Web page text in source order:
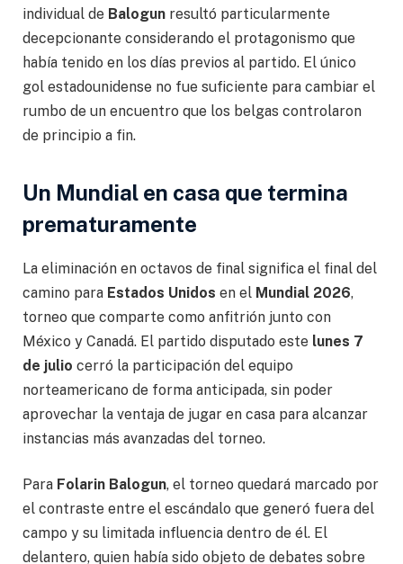
individual de Balogun resultó particularmente
decepcionante considerando el protagonismo que
había tenido en los días previos al partido. El único
gol estadounidense no fue suficiente para cambiar el
rumbo de un encuentro que los belgas controlaron
de principio a fin.
Un Mundial en casa que termina
prematuramente
La eliminación en octavos de final significa el final del
camino para Estados Unidos en el Mundial 2026,
torneo que comparte como anfitrión junto con
México y Canadá. El partido disputado este lunes 7
de julio cerró la participación del equipo
norteamericano de forma anticipada, sin poder
aprovechar la ventaja de jugar en casa para alcanzar
instancias más avanzadas del torneo.
Para Folarin Balogun, el torneo quedará marcado por
el contraste entre el escándalo que generó fuera del
campo y su limitada influencia dentro de él. El
delantero, quien había sido objeto de debates sobre